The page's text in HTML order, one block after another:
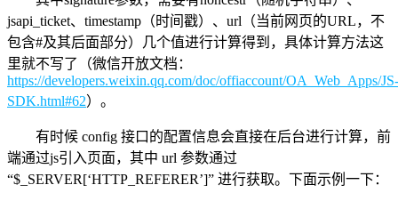
jsapi_ticket、timestamp（时间戳）、url（当前网页的URL，不
包含#及其后面部分）几个值进行计算得到，具体计算方法这
里就不写了（微信开放文档：
https://developers.weixin.qq.com/doc/offiaccount/OA_Web_Apps/JS-
SDK.html#62）。
有时候 config 接口的配置信息会直接在后台进行计算，前
端通过js引入页面，其中 url 参数通过
“$_SERVER[‘HTTP_REFERER’]” 进行获取。下面示例一下：